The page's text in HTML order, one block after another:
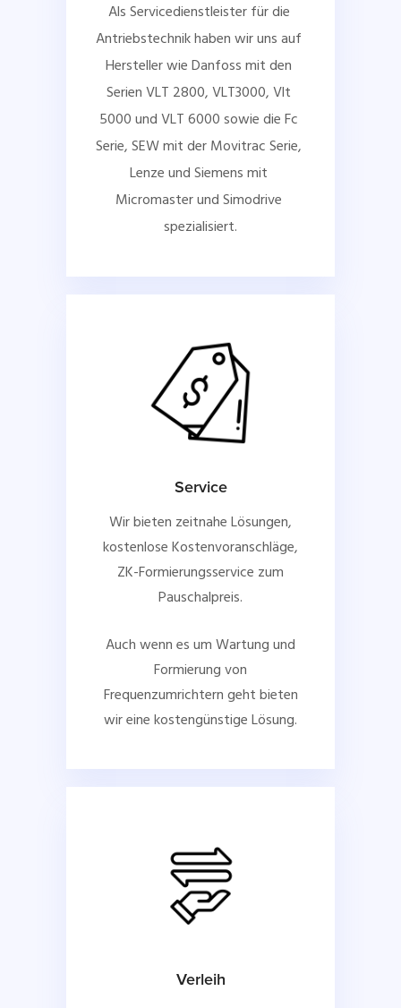
Als Servicedienstleister für die
Antriebstechnik haben wir uns auf
Hersteller wie Danfoss mit den
Serien VLT 2800, VLT3000, Vlt
5000 und VLT 6000 sowie die Fc
Serie, SEW mit der Movitrac Serie,
Lenze und Siemens mit
Micromaster und Simodrive
spezialisiert.
Service
Wir bieten zeitnahe Lösungen,
kostenlose Kostenvoranschläge,
ZK-Formierungsservice zum
Pauschalpreis.
Auch wenn es um Wartung und
Formierung von
Frequenzumrichtern geht bieten
wir eine kostengünstige Lösung.
Verleih